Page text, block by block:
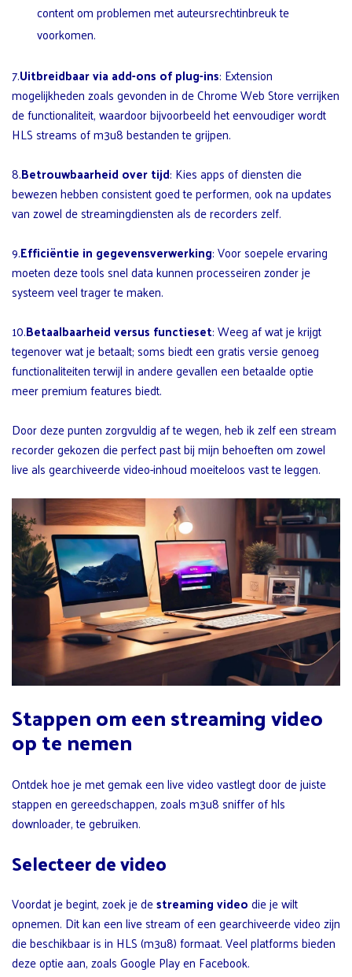
content om problemen met auteursrechtinbreuk te
voorkomen.
7.Uitbreidbaar via add-ons of plug-ins: Extension
mogelijkheden zoals gevonden in de Chrome Web Store verrijken
de functionaliteit, waardoor bijvoorbeeld het eenvoudiger wordt
HLS streams of m3u8 bestanden te grijpen.
8.Betrouwbaarheid over tijd: Kies apps of diensten die
bewezen hebben consistent goed te performen, ook na updates
van zowel de streamingdiensten als de recorders zelf.
9.Efficiëntie in gegevensverwerking: Voor soepele ervaring
moeten deze tools snel data kunnen processeiren zonder je
systeem veel trager te maken.
10.Betaalbaarheid versus functieset: Weeg af wat je krijgt
tegenover wat je betaalt; soms biedt een gratis versie genoeg
functionaliteiten terwijl in andere gevallen een betaalde optie
meer premium features biedt.
Door deze punten zorgvuldig af te wegen, heb ik zelf een stream
recorder gekozen die perfect past bij mijn behoeften om zowel
live als gearchiveerde video-inhoud moeiteloos vast te leggen.
Stappen om een streaming video
op te nemen
Ontdek hoe je met gemak een live video vastlegt door de juiste
stappen en gereedschappen, zoals m3u8 sniffer of hls
downloader, te gebruiken.
Selecteer de video
Voordat je begint, zoek je destreaming videodie je wilt
opnemen. Dit kan een live stream of een gearchiveerde video zijn
die beschikbaar is in HLS (m3u8) formaat. Veel platforms bieden
deze optie aan, zoals Google Play en Facebook.